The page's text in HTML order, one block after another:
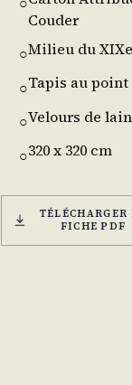
Couder
○Milieu du
○Tapis au point
○Velours de
○320 x 320 cm
TÉLÉCHARGER
FICHE PDF